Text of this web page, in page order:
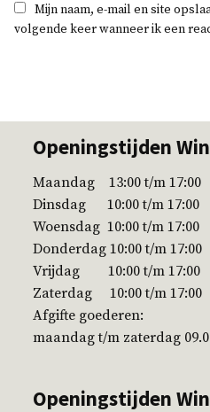
Mijn naam, e-mail en site
volgende keer wanneer ik een
Openingstijden
Maandag 13:00 t/m 17:00
Dinsdag 10:00 t/m 17:00
Woensdag 10:00 t/m 17:00
Donderdag 10:00 t/m 17:00
Vrijdag 10:00 t/m 17:00
Zaterdag 10:00 t/m 17:00
Afgifte goederen:
maandag t/m zaterdag
Openingstijden